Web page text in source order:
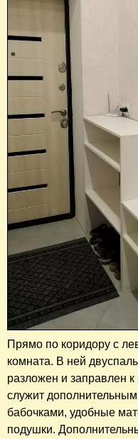
Прямо по коридору с
комната. В ней
разложен и заправлен
служит
бабочками, удобные
подушки.